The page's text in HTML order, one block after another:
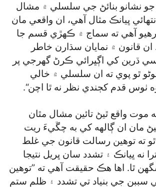
نشانو بنائڻ جي سلسلي ۾ مشال
ڀيانڪ مثال آهي، ان واقعي مان
رهيو آهي ته سماج ۾ ڪهڙي قسم جا
ان قانون ۾ نمايان سڌارن خاطر
ڌرين کي اڳڀرائي ڪرڻ گھرجي پر
ٿو پوي ته ان سلسلي ۾ خالي
ٺوس قدم کڄندي نظر نه ٿا اچن“.
موت واقع ٿيڻ تائين مشال مٿان
مان ان ڳالهه کي به چڱيءَ ريت
ته توهين رسالت قانون جي غلط
نه ڀيانڪ ۽ تشدد سان ڀريل نتيجا
ٿا. اها هڪ حقيقت آهي ته ”توهين
سببن جي بنياد تي تشدد ۽ ظلم ستم